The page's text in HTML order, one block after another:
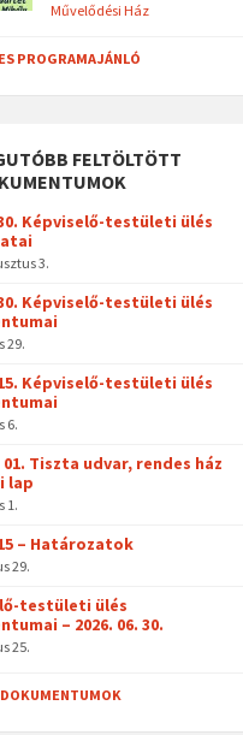
Művelődési Ház
PROGRAMAJÁNLÓ
FELTÖLTÖTT
Képviselő-testületi ülés
3.
Képviselő-testületi ülés
29.
Képviselő-testületi ülés
6.
01. Tiszta udvar, rendes ház
lap
1.
– Határozatok
29.
testületi ülés
– 2026. 06. 30.
25.